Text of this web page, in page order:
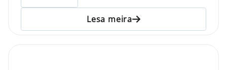
Lesa meira